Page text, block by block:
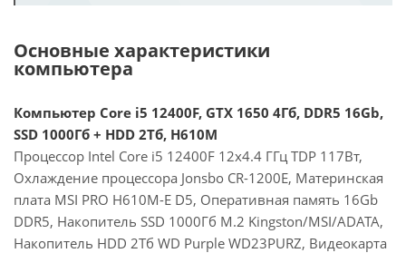
Основные характеристики
компьютера
Компьютер Core i5 12400F, GTX 1650 4Гб, DDR5 16Gb,
SSD 1000Гб + HDD 2Тб, H610M
Процессор Intel Core i5 12400F 12x4.4 ГГц TDP 117Вт,
Охлаждение процессора Jonsbo CR-1200E, Материнская
плата MSI PRO H610M-E D5, Оперативная память 16Gb
DDR5, Накопитель SSD 1000Гб M.2 Kingston/MSI/ADATA,
Накопитель HDD 2Тб WD Purple WD23PURZ, Видеокарта